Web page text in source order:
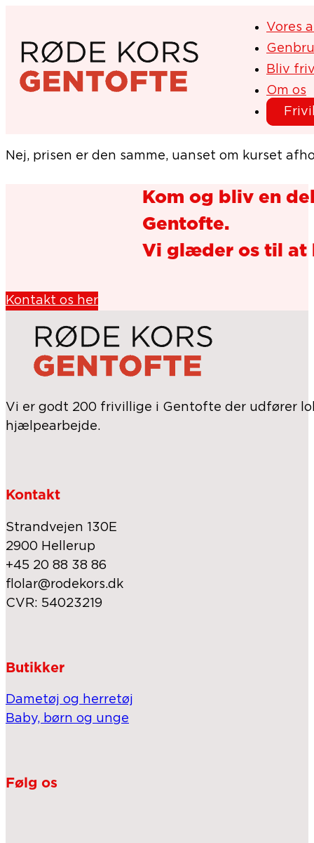
Vores
Bliv
Om os
Nej, prisen er den samme, uanset om kurset
Kom og bliv en
Gentofte.
Vi glæder os til at
Kontakt os her
Vi er godt 200 frivillige i Gentofte der udfører
hjælpearbejde.
Kontakt
Strandvejen 130E
2900 Hellerup
+45 20 88 38 86
flolar@rodekors.dk
CVR: 54023219
Butikker
Dametøj og herretøj
Baby, børn og unge
Følg os